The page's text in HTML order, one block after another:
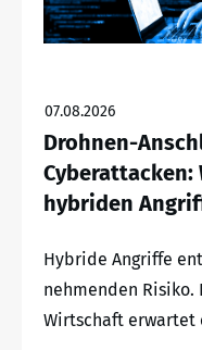
07.08.2026
Drohnen-
hybriden
Hybride Angriffe
nehmenden
Wirtschaft erwartet